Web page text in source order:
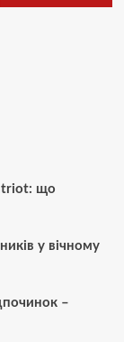
що
у вічному
–